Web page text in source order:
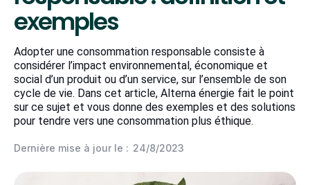
exemples
Adopter une consommation responsable consiste à
considérer l’impact environnemental, économique et
social d’un produit ou d’un service, sur l’ensemble de son
cycle de vie. Dans cet article, Alterna énergie fait le point
sur ce sujet et vous donne des exemples et des solutions
pour tendre vers une consommation plus éthique.
Dernière mise à jour le : 24/8/2023